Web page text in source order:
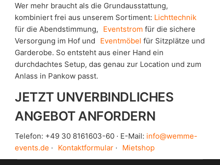
Wer mehr braucht als die Grundausstattung,
kombiniert frei aus unserem Sortiment: Lichttechnik
für die Abendstimmung,
Eventstrom für die sichere
Versorgung im Hof und
Eventmöbel für Sitzplätze und
Garderobe. So entsteht aus einer Hand ein
durchdachtes Setup, das genau zur Location und zum
Anlass in Pankow passt.
JETZT UNVERBINDLICHES
ANGEBOT ANFORDERN
Telefon: +49 30 8161603-60 · E-Mail: info@wemme-
events.de · Kontaktformular · Mietshop